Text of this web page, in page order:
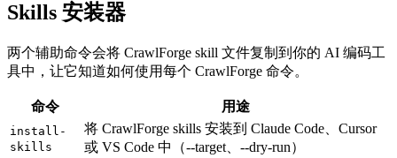
Skills 安装器
两个辅助命令会将 CrawlForge skill 文件复制到你的 AI 编码工
具中，让它知道如何使用每个 CrawlForge 命令。
命令 用途
install-
skills
将 CrawlForge skills 安装到 Claude Code、Cursor
或 VS Code 中（--target、--dry-run）